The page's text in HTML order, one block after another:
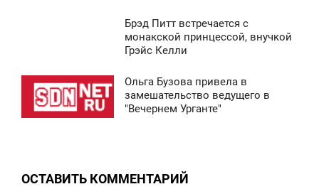
Брэд Питт встречается с
монакской принцессой, внучкой
Грэйс Келли
Ольга Бузова привела в
замешательство ведущего в
"Вечернем Урганте"
ОСТАВИТЬ КОММЕНТАРИЙ